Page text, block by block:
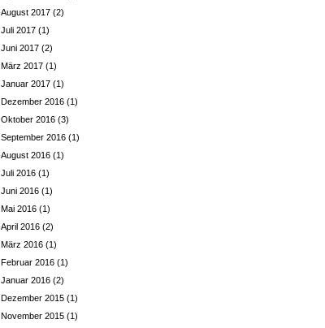
August 2017(2)
Juli 2017(1)
Juni 2017(2)
März 2017(1)
Januar 2017(1)
Dezember 2016(1)
Oktober 2016(3)
September 2016(1)
August 2016(1)
Juli 2016(1)
Juni 2016(1)
Mai 2016(1)
April 2016(2)
März 2016(1)
Februar 2016(1)
Januar 2016(2)
Dezember 2015(1)
November 2015(1)